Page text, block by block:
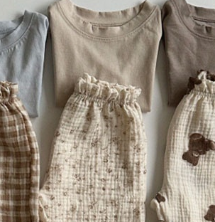
yang harum
✚ Baju Baby Custom